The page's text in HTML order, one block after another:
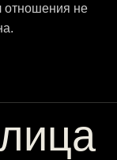
отношения не